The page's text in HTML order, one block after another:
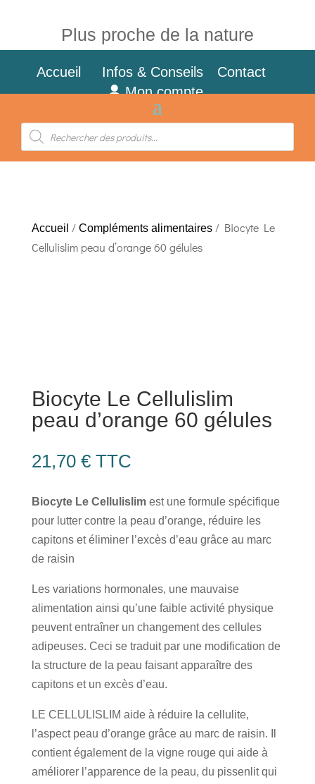
Plus proche de la nature
Accueil Infos & Conseils
Contact
Mon compte
Recherche
produits
Accueil / Compléments alimentaires/ Biocyte Le
Cellulislim peau d’orange 60 gélules
Biocyte Le Cellulislim
peau d’orange 60 gélules
21,70 € TTC
Biocyte Le Cellulislimest une formule spécifique
pour lutter contre la peau d’orange, réduire les
capitons et éliminer l’excès d’eau grâce au marc
de raisin
Les variations hormonales, une mauvaise
alimentation ainsi qu’une faible activité physique
peuvent entraîner un changement des cellules
adipeuses. Ceci se traduit par une modification de
la structure de la peau faisant apparaître des
capitons et un excès d’eau.
LE CELLULISLIM aide à réduire la cellulite,
l’aspect peau d’orange grâce au marc de raisin. Il
contient également de la vigne rouge qui aide à
améliorer l’apparence de la peau, du pissenlit qui